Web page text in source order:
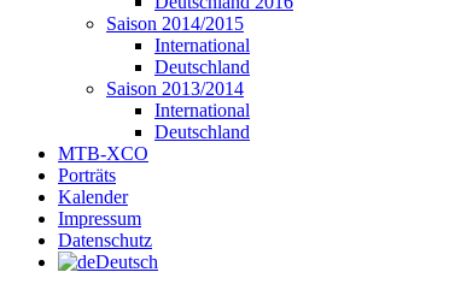
Saison 2014/2015
International
Deutschland
Saison 2013/2014
International
Deutschland
MTB-XCO
Porträts
Kalender
Impressum
Datenschutz
Deutsch